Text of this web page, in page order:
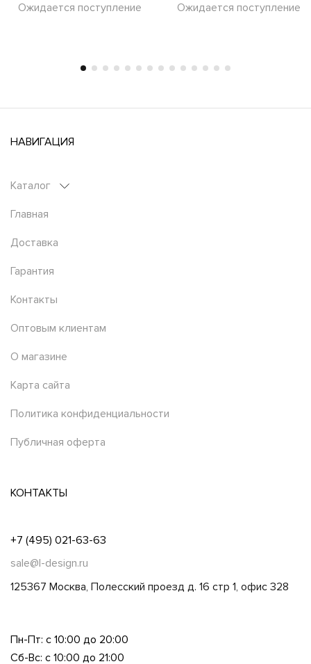
Ожидается поступление Ожидается поступление
НАВИГАЦИЯ
Каталог
Главная
Доставка
Гарантия
Контакты
Оптовым клиентам
О магазине
Карта сайта
Политика конфиденциальности
Публичная оферта
КОНТАКТЫ
+7 (495) 021-63-63
sale@l-design.ru
125367 Москва, Полесский проезд д. 16 стр 1, офис 328
Пн-Пт: с 10:00 до 20:00
Сб-Вс: с 10:00 до 21:00